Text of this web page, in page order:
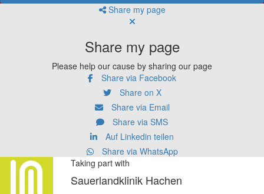
Share my page
Share my page
Please help our cause by sharing our page
Share via Facebook
Share on X
Share via Email
Share via SMS
Auf Linkedin teilen
Share via WhatsApp
Taking part with
Sauerlandklinik Hachen